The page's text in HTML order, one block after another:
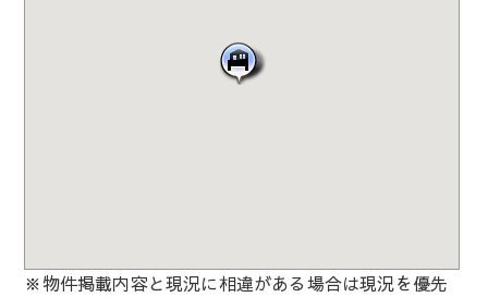
※物件掲載内容と現況に相違がある場合は現況を優先